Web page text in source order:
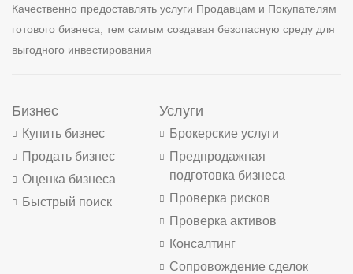
Качественно предоставлять услуги Продавцам и Покупателям
готового бизнеса, тем самым создавая безопасную среду для
выгодного инвестирования
Бизнес
Купить бизнес
Продать бизнес
Оценка бизнеса
Быстрый поиск
Услуги
Брокерские услуги
Предпродажная
подготовка бизнеса
Проверка рисков
Проверка активов
Консалтинг
Сопровождение сделок